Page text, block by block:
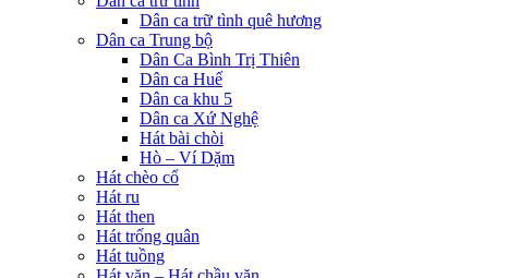
Dân ca trữ tình quê hương
Dân ca Trung bộ
Dân Ca Bình Trị Thiên
Dân ca Huế
Dân ca khu 5
Dân ca Xứ Nghệ
Hát bài chòi
Hò – Ví Dặm
Hát chèo cổ
Hát ru
Hát then
Hát trống quân
Hát tuồng